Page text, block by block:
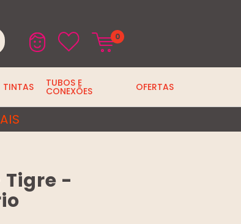
0
TINTAS TUBOS E
CONEXÕES OFERTAS
-